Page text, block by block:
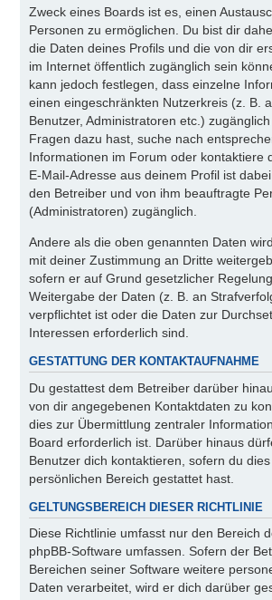
Zweck eines Boards ist es, einen
Personen zu ermöglichen. Du bist dir
die Daten deines Profils und die von dir
im Internet öffentlich zugänglich sein
kann jedoch festlegen, dass einzelne
einen eingeschränkten Nutzerkreis (z. B.
Benutzer, Administratoren etc.)
Fragen dazu hast, suche nach
Informationen im Forum oder kontaktiere
E-Mail-Adresse aus deinem Profil ist
den Betreiber und von ihm beauftragte
(Administratoren) zugänglich.
Andere als die oben genannten Daten
mit deiner Zustimmung an Dritte
sofern er auf Grund gesetzlicher
Weitergabe der Daten (z. B. an
verpflichtet ist oder die Daten zur
Interessen erforderlich sind.
GESTATTUNG DER KONTAKTAUFNAHME
Du gestattest dem Betreiber darüber
von dir angegebenen Kontaktdaten zu
dies zur Übermittlung zentraler
Board erforderlich ist. Darüber hinaus
Benutzer dich kontaktieren, sofern du
persönlichen Bereich gestattet hast.
GELTUNGSBEREICH DIESER RICHTLINIE
Diese Richtlinie umfasst nur den Bereich
phpBB-Software umfassen. Sofern der
Bereichen seiner Software weitere
Daten verarbeitet, wird er dich darüber